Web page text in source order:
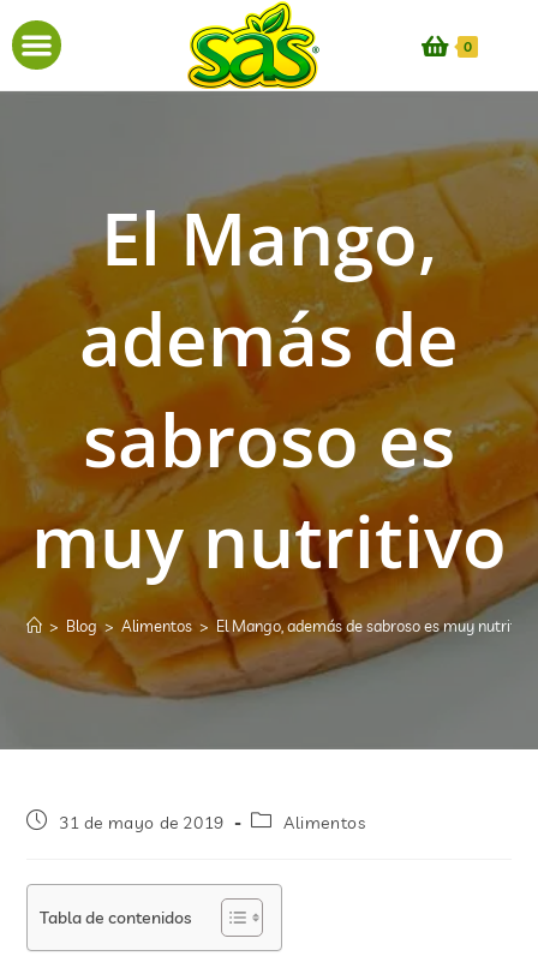
0
El Mango,
además de
sabroso es
muy nutritivo
> Blog > Alimentos > El Mango, además de sabroso es muy nutritivo
31 de mayo de 2019 Alimentos
Tabla de contenidos